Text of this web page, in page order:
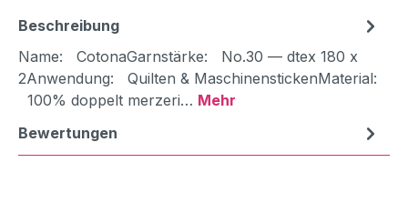
Beschreibung
Name: CotonaGarnstärke: No.30 — dtex 180 x
2Anwendung: Quilten & MaschinenstickenMaterial:
100% doppelt merzeri… Mehr
Bewertungen